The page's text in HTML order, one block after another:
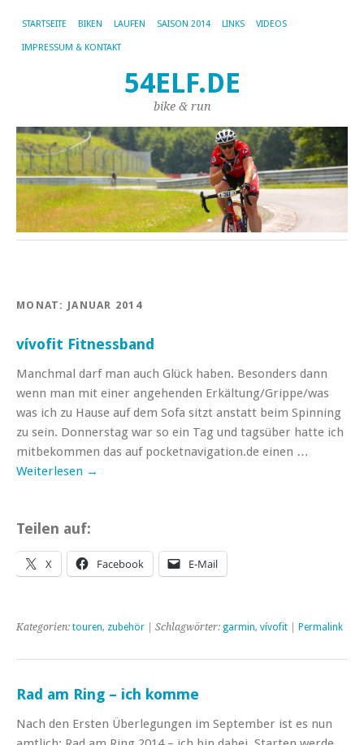
STARTSEITE BIKEN LAUFEN SAISON 2014 LINKS VIDEOS
IMPRESSUM & KONTAKT
54ELF.DE
bike & run
MONAT: JANUAR 2014
vívofit Fitnessband
Manchmal darf man auch Glück haben. Besonders dann
wenn man mit einer angehenden Erkältung/Grippe/was
was ich zu Hause auf dem Sofa sitzt anstatt beim Spinning
zu sein. Donnerstag war so ein Tag und tagsüber hatte ich
mitbekommen das auf pocketnavigation.de einen …
Weiterlesen →
Teilen auf:
X Facebook E-Mail
Kategorien: touren, zubehör | Schlagwörter: garmin, vívofit Permalink
Rad am Ring – ich komme
Nach den Ersten Überlegungen im September ist es nun